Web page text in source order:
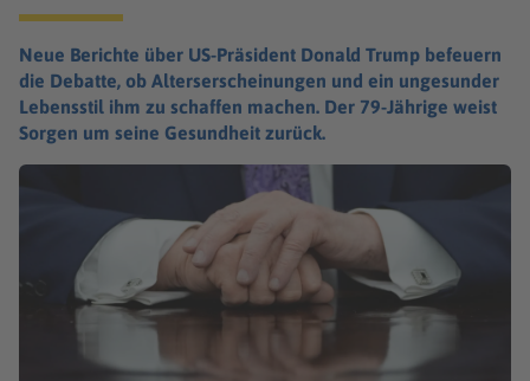
Neue Berichte über US-Präsident Donald Trump befeuern
die Debatte, ob Alterserscheinungen und ein ungesunder
Lebensstil ihm zu schaffen machen. Der 79-Jährige weist
Sorgen um seine Gesundheit zurück.